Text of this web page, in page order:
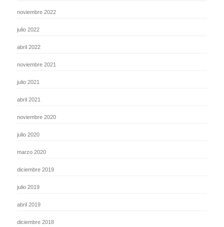
noviembre 2022
julio 2022
abril 2022
noviembre 2021
julio 2021
abril 2021
noviembre 2020
julio 2020
marzo 2020
diciembre 2019
julio 2019
abril 2019
diciembre 2018